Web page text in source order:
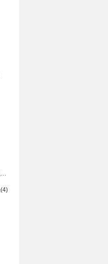
カンクン（キンタナロー州）観光(10)